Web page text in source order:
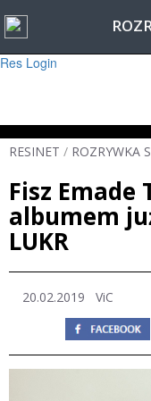
Warning
:
Res Login
RESINET / ROZRYWKA
Fisz
albumem
LUKR
20.02.2019 ViC